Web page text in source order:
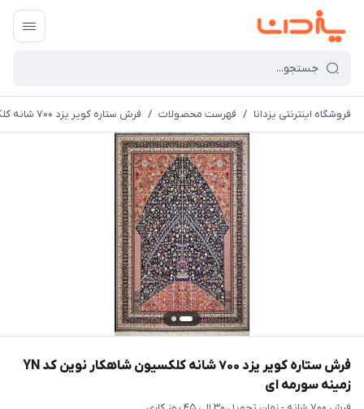
فروشگاه اینترنتی یزدانا / فهرست محصولات / فرش ستاره کویر یزد 700 شانه کلکسیون شاهکار نوین کد YN زمینه سورمه ای
فرش ستاره کویر یزد 700 شانه کلکسیون شاهکار نوین کد YN
زمینه سورمه ای